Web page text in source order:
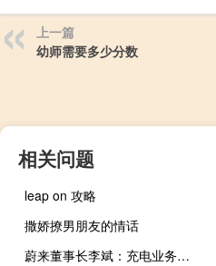
上一篇
幼师需要多少分数
相关问题
leap on 攻略
撒娇撩男朋友的情话
蔚来董事长李斌：充电业务是目前为数不多不赔钱业务